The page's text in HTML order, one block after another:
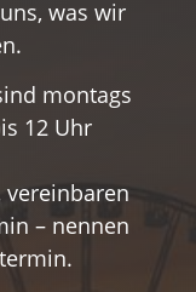
was wir
montags
12 Uhr
vereinbaren
– nennen